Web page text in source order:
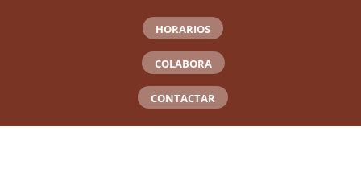
HORARIOS
COLABORA
CONTACTAR